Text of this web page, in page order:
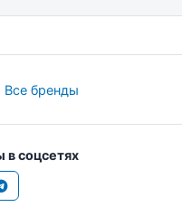
Все бренды
в соцсетях